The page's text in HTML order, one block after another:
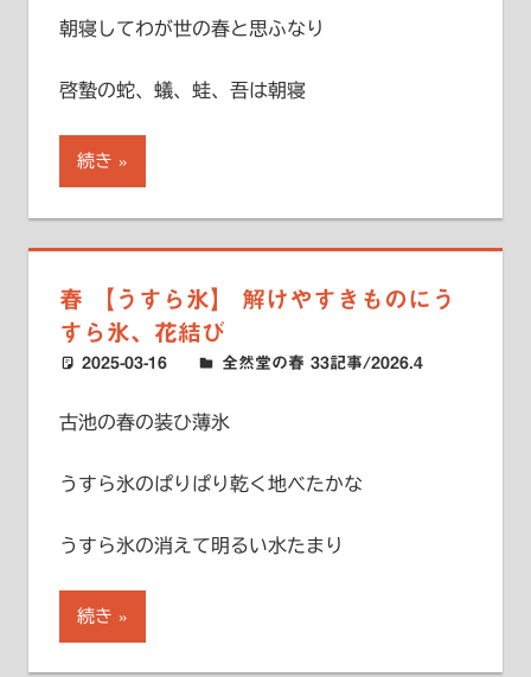
朝寝してわが世の春と思ふなり
啓蟄の蛇、蟻、蛙、吾は朝寝
続き
春 【うすら氷】 解けやすきものにう
すら氷、花結び
2025-03-16 ハードエッジ
全然堂の春 33記事/2026.4
古池の春の装ひ薄氷
うすら氷のぱりぱり乾く地べたかな
うすら氷の消えて明るい水たまり
続き